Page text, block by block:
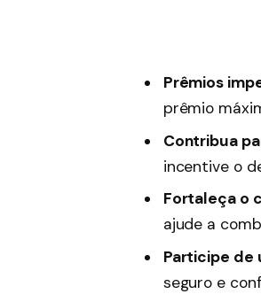
Prêmios
prêmio
Contribua
incentive o
Fortaleça o
ajude a
Participe de
seguro e